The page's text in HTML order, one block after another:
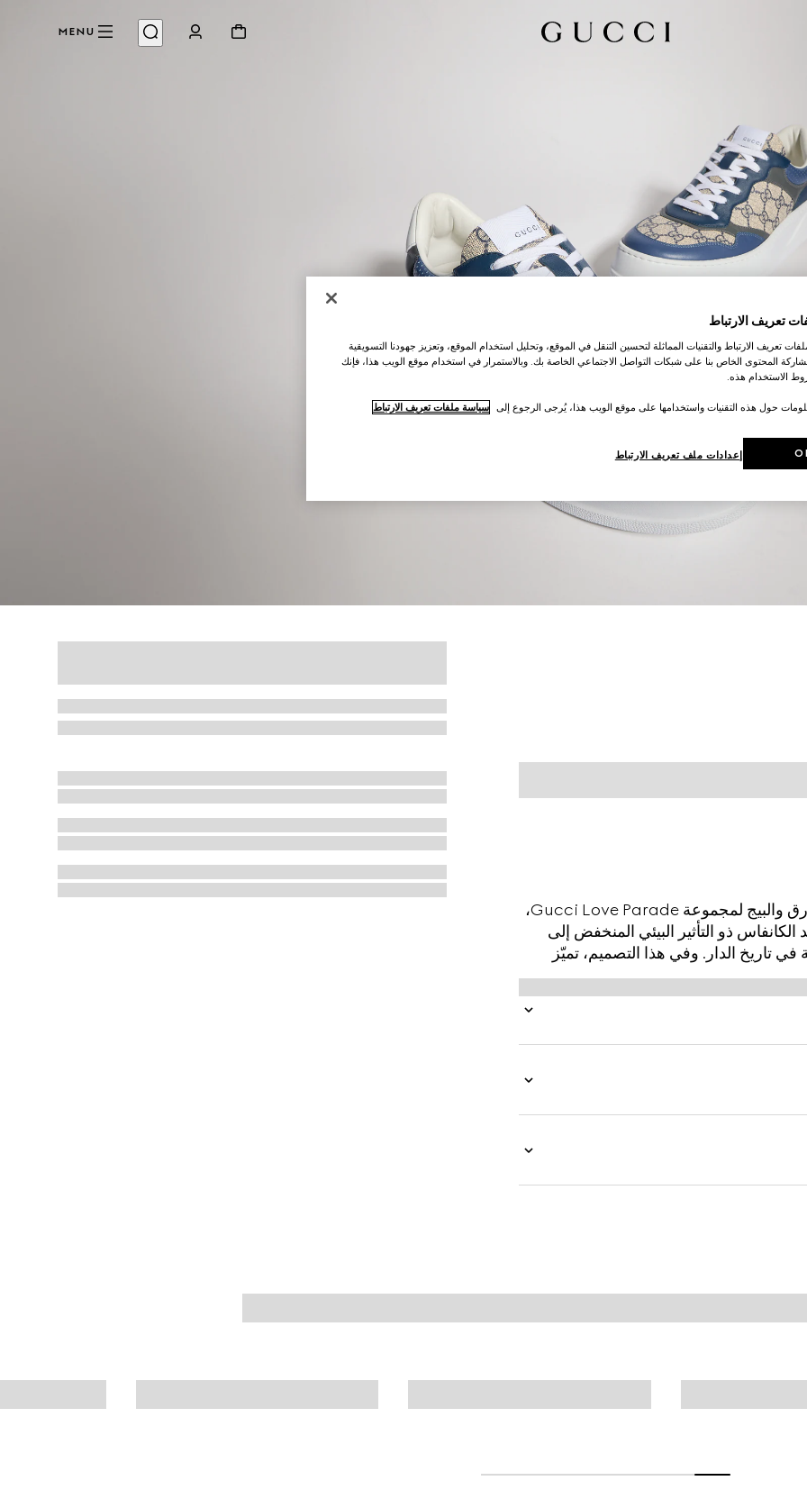
MENU
قُدّم قماش GG Supreme بمزيج خالد من اللونين الأزرق والبيج لمجموعة Gucci Love Parade،
ذو التأثير البيئي المنخفض إلى
تاريخ الدار. وفي هذا التصميم، تميّز
تعريف الارتباط
تعريف الارتباط والتقنيات المماثلة لتحسين التنقل في الموقع، وتحليل استخدام الموقع، وتعزيز جهودنا التسويقية
المحتوى الخاص بنا على شبكات التواصل الاجتماعي الخاصة بك. وبالاستمرار في استخدام موقع الويب هذا، فإنك
الاستخدام هذه.
حول هذه التقنيات واستخدامها على موقع الويب هذا، يُرجى الرجوع إلى سياسة ملفات تعريف الارتباط
إعدادات ملف تعريف الارتباط